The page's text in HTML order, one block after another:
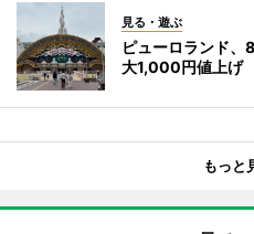
見る・遊ぶ
ピューロランド
大1,000円値上げ
もっと